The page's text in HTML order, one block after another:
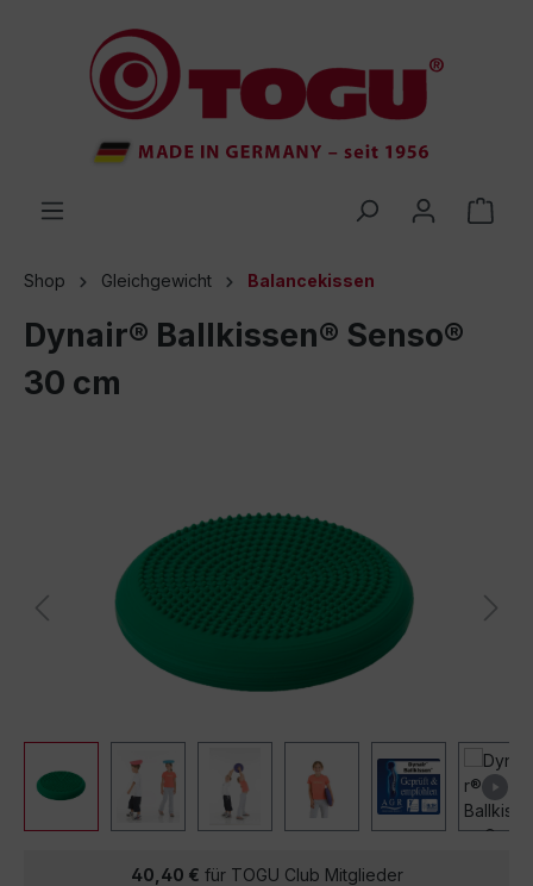
springen
Shop Gleichgewicht Balancekissen
Dynair® Ballkissen® Senso®
30 cm
40,40 € für TOGU Club Mitglieder